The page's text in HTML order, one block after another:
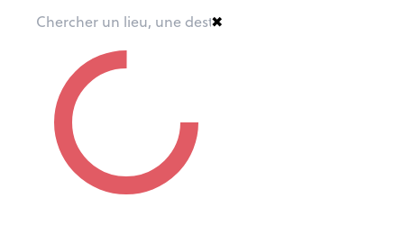
Wandelingen met gids
Pad van de bronnen
Parcours Extratrail & Nordic Walking
Jachtkalender
✖